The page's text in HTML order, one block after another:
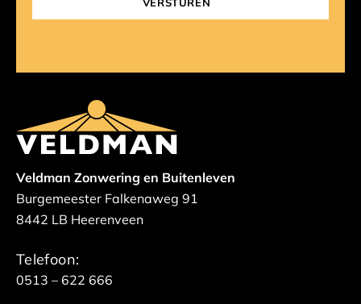
Veldman Zonwering en Buitenleven
Burgemeester Falkenaweg 91
8442 LB Heerenveen
Telefoon:
0513 – 622 666